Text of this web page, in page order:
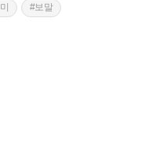
#보말